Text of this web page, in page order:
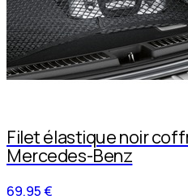
Filet élastique noir
Mercedes-Benz
69,95 €